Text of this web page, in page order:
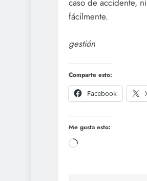
caso de accidente,
fácilmente.
gestión
Comparte esto:
Facebook
Me gusta esto:
Cargando...